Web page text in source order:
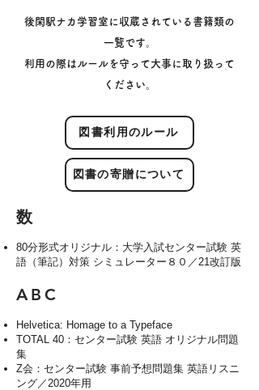
後閑駅ナカ学習室に収蔵されている書籍類の
一覧です。
利用の際はルールを守って大事に取り扱って
ください。
図書利用のルール
図書の寄贈について
数
80分形式オリジナル：大学入試センター試験 英
語（筆記）対策 シミュレーター８０／21改訂版
ABC
Helvetica: Homage to a Typeface
TOTAL 40：センター試験 英語 オリジナル問題
集
Z会：センター試験 事前予想問題集 英語リスニ
ング／2020年用